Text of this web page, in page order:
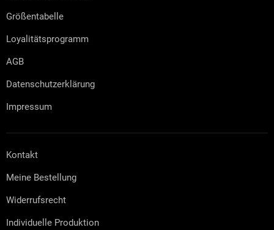
Größentabelle
Loyalitätsprogramm
AGB
Datenschutzerklärung
Impressum
Kontakt
Meine Bestellung
Widerrufsrecht
Individuelle Produktion